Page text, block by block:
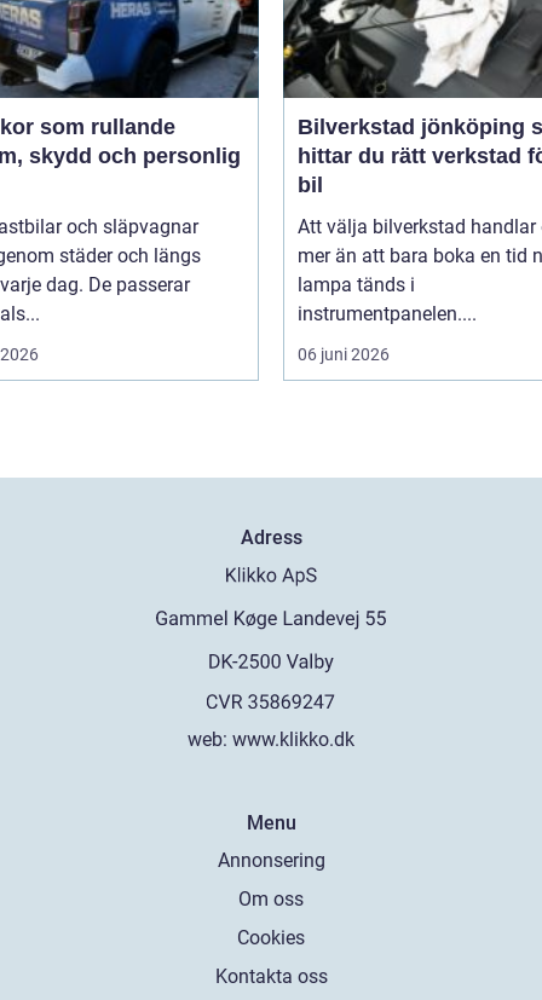
som rullande
skydd och personlig
och släpvagnar
städer och längs
dag. De passerar
Bilverkstad jönköping så
hittar du rätt verkstad
bil
Att välja bilverkstad handlar
mer än att bara boka en tid
lampa tänds i
instrumentpanelen....
06 juni 2026
Adress
web: www.klikko.dk
Menu
Annonsering
Om oss
Cookies
Kontakta oss